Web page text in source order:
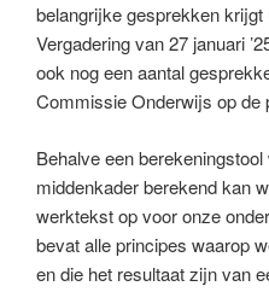
belangrijke gesprekken
Vergadering van 27 januari
ook nog een aantal
Commissie Onderwijs op de
Behalve een
middenkader berekend kan
werktekst op voor onze
bevat alle principes waarop
en die het resultaat zijn van